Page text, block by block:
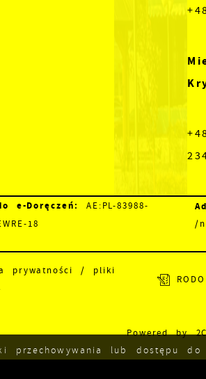
e-Doręczeń:
AE:PL-83988-
18
/
prywatności / pliki
RODO
Powered by
przechowywania lub dostępu